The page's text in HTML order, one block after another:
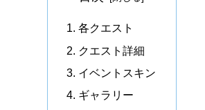
各クエスト
クエスト詳細
イベントスキン
ギャラリー